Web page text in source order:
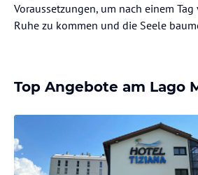
Voraussetzungen, um nach einem
Ruhe zu kommen und die Seele
Top Angebote am Lago